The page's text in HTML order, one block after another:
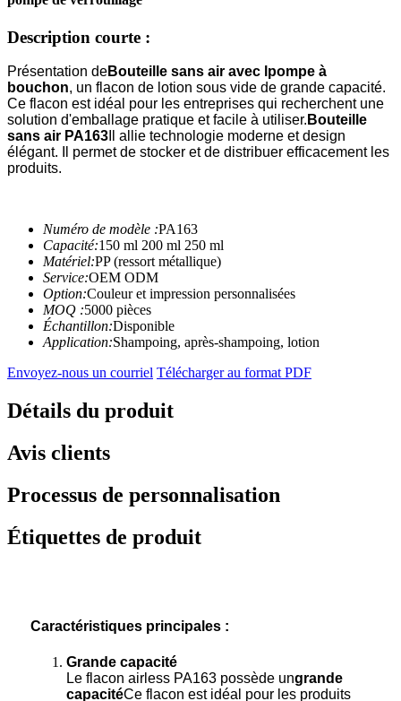
Description courte :
Présentation deBouteille sans air avec l pompe à
bouchon, un flacon de lotion sous vide de grande capacité.
Ce flacon est idéal pour les entreprises qui recherchent une
solution d'emballage pratique et facile à utiliser. Bouteille
sans air PA163 Il allie technologie moderne et design
élégant. Il permet de stocker et de distribuer efficacement les
produits.
Numéro de modèle :PA163
Capacité:150 ml 200 ml 250 ml
Matériel:PP (ressort métallique)
Service:OEM ODM
Option:Couleur et impression personnalisées
MOQ :5000 pièces
Échantillon:Disponible
Application:Shampoing, après-shampoing, lotion
Envoyez-nous un courriel Télécharger au format PDF
Détails du produit
Avis clients
Processus de personnalisation
Étiquettes de produit
Caractéristiques principales :
Grande capacité
Le flacon airless PA163 possède ungrande
capacitéCe flacon est idéal pour les produits